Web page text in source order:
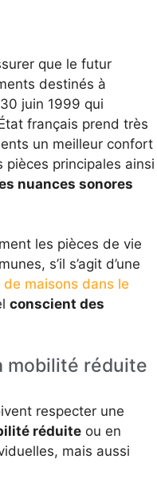
que le futur
destinés à
juin 1999 qui
français prend très
un meilleur confort
principales ainsi
nuances sonores
les pièces de vie
s’il s’agit d’une
maisons dans le
conscient des
mobilité réduite
respecter une
réduiteou en
mais aussi